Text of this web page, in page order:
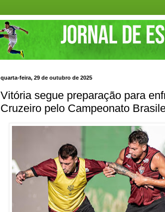
quarta-feira, 29 de outubro de 2025
Vitória segue preparação para
Cruzeiro pelo Campeonato